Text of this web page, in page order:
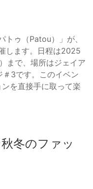
トゥ（Patou）」が、
します。日程は2025
まで、場所はジェイア
3です。このイベン
を直接手に取って楽
冬のファッ